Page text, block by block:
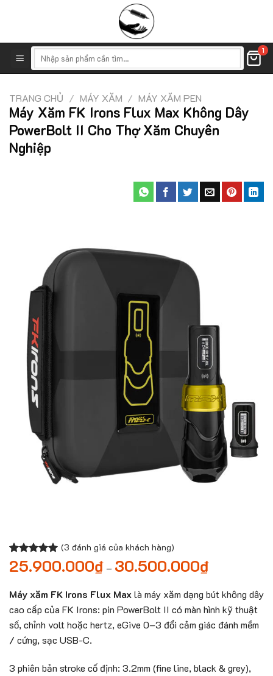
kiếm:
1
TRANG CHỦ / MÁY XĂM / MÁY XĂM PEN
Máy Xăm FK Irons Flux Max Không Dây
PowerBolt II Cho Thợ Xăm Chuyên
Nghiệp
5.00trên 5
dựa trên
3
(3 đánh giá của khách hàng)
25.900.000₫– 30.500.000₫Khoảng
25.900.000₫
đến
30.500.000₫
Máy xăm FK Irons Flux Maxlà máy xăm dạng bút không dây
cao cấp của FK Irons: pin PowerBolt II có màn hình kỹ thuật
số, chỉnh volt hoặc hertz, eGive 0–3 đổi cảm giác đánh mềm
/ cứng, sạc USB-C.
3 phiên bản stroke cố định: 3.2mm (fine line, black & grey),